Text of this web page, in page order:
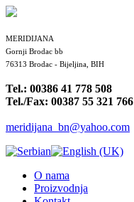
MERIDIJANA
Gornji Brodac bb
76313 Brodac - Bijeljina, BIH
Tel.: 00386 41 778 508
Tel./Fax: 00387 55 321 766
meridijana_bn@yahoo.com
O nama
Proizvodnja